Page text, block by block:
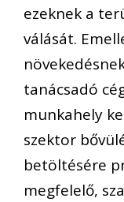
ezeknek a
válását.
tanácsadó
munkahely
szektor
betöltésére
megfelelő,